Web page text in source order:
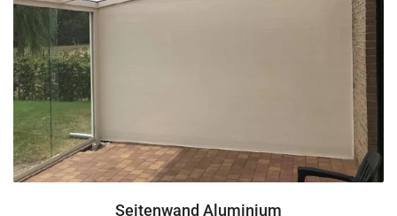
Seitenwand Aluminium